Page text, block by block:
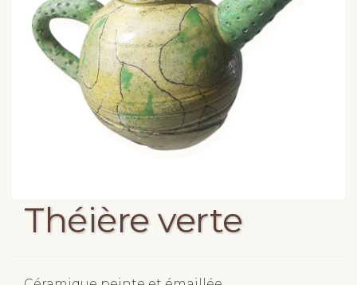
Théière verte